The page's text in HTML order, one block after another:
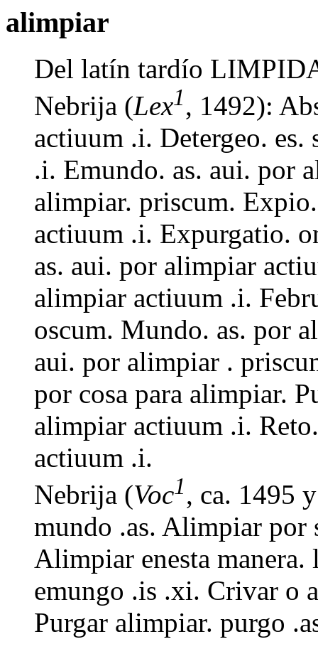
alimpiar
Del latín tardío
Nebrija (Lex1, 1492):
actiuum .i. Detergeo.
.i. Emundo. as. aui. por
alimpiar. priscum.
actiuum .i. Expurgatio.
as. aui. por alimpiar
alimpiar actiuum .i.
oscum. Mundo. as. por
aui. por alimpiar .
por cosa para alimpiar.
alimpiar actiuum .i.
actiuum .i.
Nebrija (Voc1, ca. 1495
mundo .as. Alimpiar por
Alimpiar enesta
emungo .is .xi. Crivar o
Purgar alimpiar. purgo